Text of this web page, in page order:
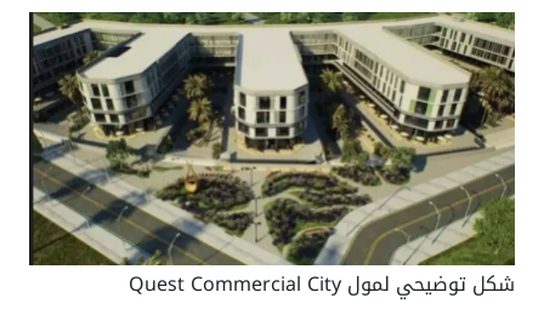
شكل توضيحي لمول Quest Commercial City